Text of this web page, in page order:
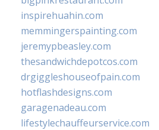
inspirehuahin.com
memmingerspainting.com
jeremypbeasley.com
thesandwichdepotcos.com
drgiggleshouseofpain.com
hotflashdesigns.com
garagenadeau.com
lifestylechauffeurservice.com